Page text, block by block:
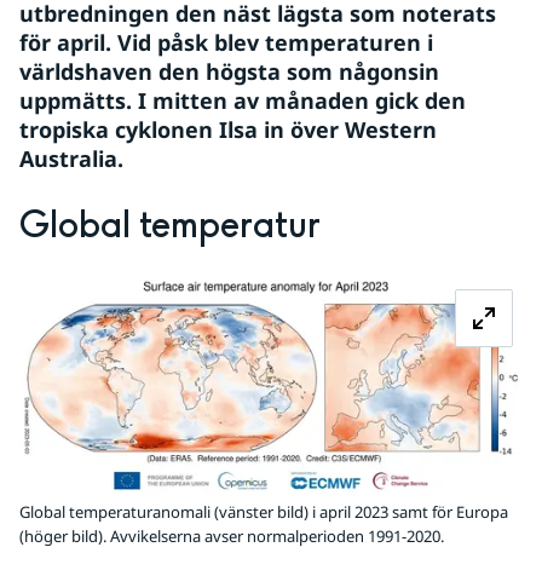
utbredningen den näst lägsta som noterats
för april. Vid påsk blev temperaturen i
världshaven den högsta som någonsin
uppmätts. I mitten av månaden gick den
tropiska cyklonen Ilsa in över Western
Australia.
Global temperatur
Global temperaturanomali (vänster bild) i april 2023 samt för Europa
(höger bild). Avvikelserna avser normalperioden 1991-2020.